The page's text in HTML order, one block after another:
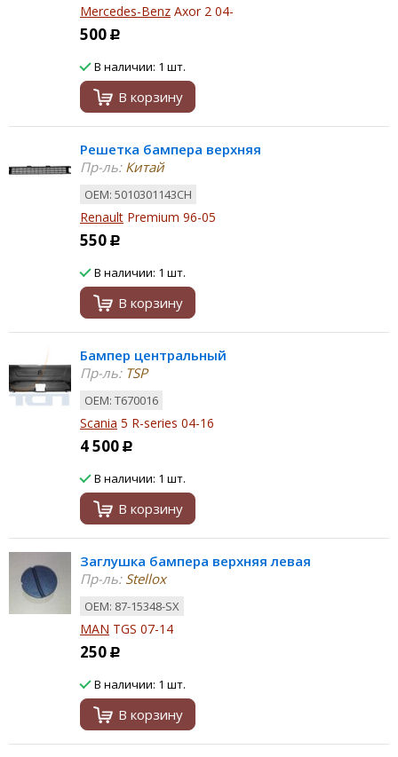
Mercedes-Benz Axor 2 04-
500 Р
В наличии: 1 шт.
В корзину
Решетка бампера верхняя
Пр-ль:Китай
ОЕМ: 5010301143CH
Renault Premium 96-05
550 Р
В наличии: 1 шт.
В корзину
Бампер центральный
Пр-ль:TSP
ОЕМ: T670016
Scania 5 R-series 04-16
4 500 Р
В наличии: 1 шт.
В корзину
Заглушка бампера верхняя левая
Пр-ль:Stellox
ОЕМ: 87-15348-SX
MAN TGS 07-14
250 Р
В наличии: 1 шт.
В корзину